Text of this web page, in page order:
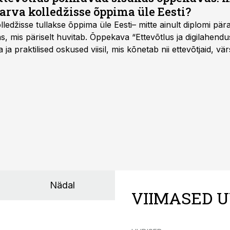
kolledžisse õppima üle Eesti?
tullakse õppima üle Eesti– mitte ainult diplomi
mis päriselt huvitab. Õppekava “Ettevõtlus ja
ja praktilised oskused viisil, mis kõnetab nii ettevõtjaid,
Nädal
VIIMASED